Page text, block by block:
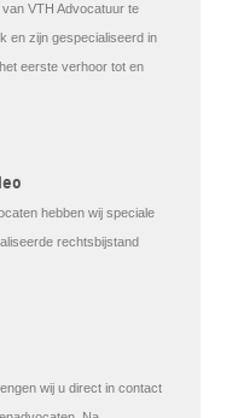
VTH Advocatuur te
en zijn gespecialiseerd in
eerste verhoor tot en
hebben wij speciale
rechtsbijstand
wij u direct in contact